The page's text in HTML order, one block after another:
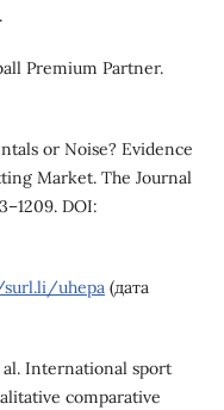
Premium Partner.
or Noise? Evidence
Market. The Journal
DOI:
uhepa(дата
al. International sport
comparative